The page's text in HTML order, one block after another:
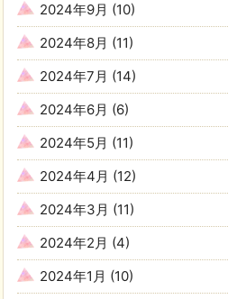
2024年9月 (10)
2024年8月 (11)
2024年7月 (14)
2024年6月 (6)
2024年5月 (11)
2024年4月 (12)
2024年3月 (11)
2024年2月 (4)
2024年1月 (10)